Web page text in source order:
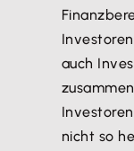
auch
nicht so